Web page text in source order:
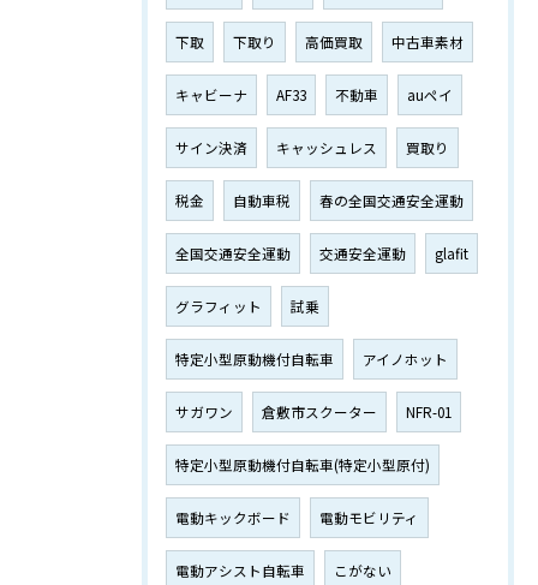
下取 下取り 高価買取 中古車素材
キャビーナ AF33 不動車 auペイ
サイン決済 キャッシュレス 買取り
税金 自動車税 春の全国交通安全運動
全国交通安全運動 交通安全運動 glafit
グラフィット 試乗
特定小型原動機付自転車 アイノホット
サガワン 倉敷市スクーター NFR-01
特定小型原動機付自転車(特定小型原付)
電動キックボード 電動モビリティ
電動アシスト自転車 こがない